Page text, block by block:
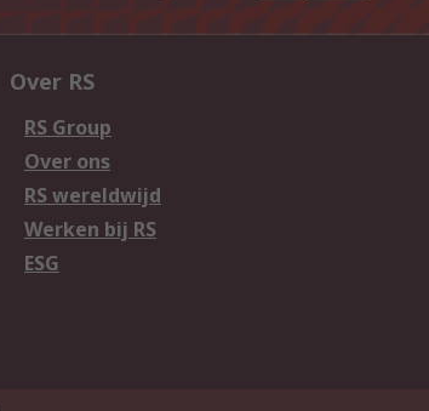
Over RS
RS Group
Over ons
RS wereldwijd
Werken bij RS
ESG